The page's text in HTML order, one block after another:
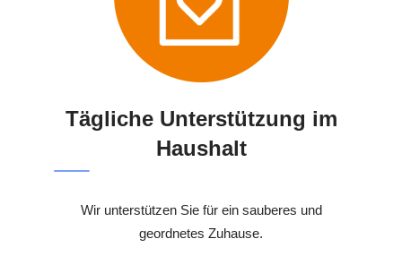
Tägliche Unterstützung im
Haushalt
Wir unterstützen Sie für ein sauberes und
geordnetes Zuhause.